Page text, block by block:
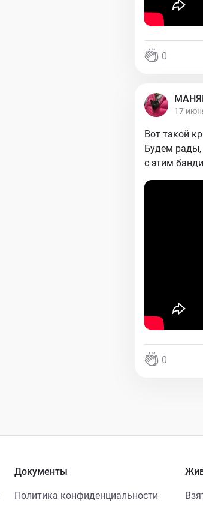
0
17
Вот такой
Будем рады,
с этим
0
Документы
Политика конфиденциальности